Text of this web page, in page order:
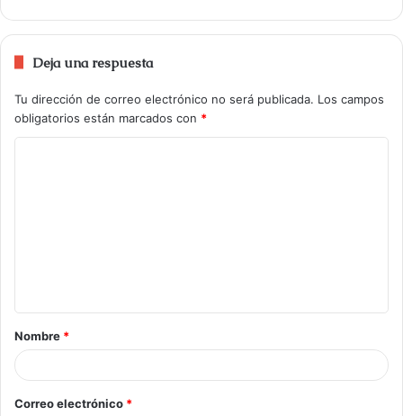
Deja una respuesta
Tu dirección de correo electrónico no será publicada. Los campos
obligatorios están marcados con *
Nombre *
Correo electrónico *